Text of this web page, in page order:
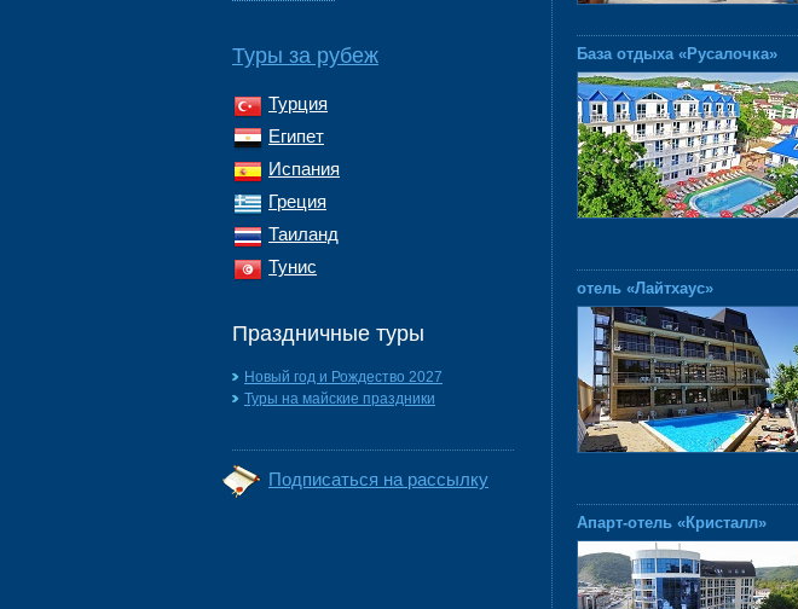
База отдыха «Русалочка»
отель «Лайтхаус»
Апарт-отель «Кристалл»
Туры за рубеж
Турция
Египет
Испания
Греция
Таиланд
Тунис
Праздничные туры
Новый год и Рождество 2027
Туры на майские праздники
Подписаться на рассылку